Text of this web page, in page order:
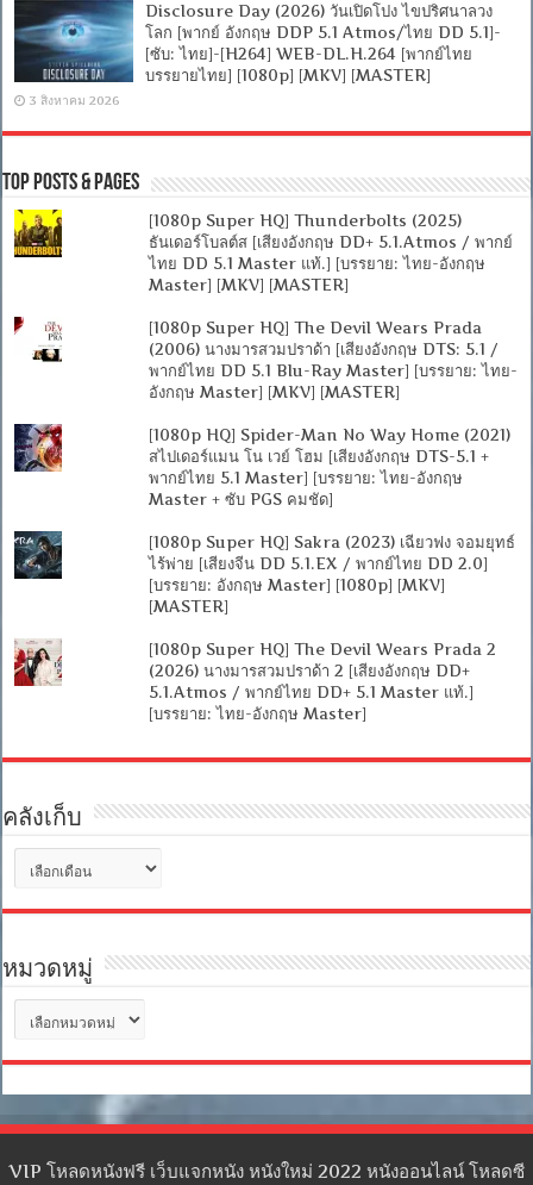
Disclosure Day (2026) วันเปิดโปง ไขปริศนาลวง
โลก [พากย์ อังกฤษ DDP 5.1 Atmos/ไทย DD 5.1]-
[ซับ: ไทย]-[H264] WEB-DL.H.264 [พากย์ไทย
บรรยายไทย] [1080p] [MKV] [MASTER]
3 สิงหาคม 2026
Top Posts & Pages
[1080p Super HQ] Thunderbolts (2025)
ธันเดอร์โบลต์ส [เสียงอังกฤษ DD+ 5.1.Atmos / พากย์
ไทย DD 5.1 Master แท้.] [บรรยาย: ไทย-อังกฤษ
Master] [MKV] [MASTER]
[1080p Super HQ] The Devil Wears Prada
(2006) นางมารสวมปราด้า [เสียงอังกฤษ DTS: 5.1 /
พากย์ไทย DD 5.1 Blu-Ray Master] [บรรยาย: ไทย-
อังกฤษ Master] [MKV] [MASTER]
[1080p HQ] Spider-Man No Way Home (2021)
สไปเดอร์แมน โน เวย์ โฮม [เสียงอังกฤษ DTS-5.1 +
พากย์ไทย 5.1 Master] [บรรยาย: ไทย-อังกฤษ
Master + ซับ PGS คมชัด]
[1080p Super HQ] Sakra (2023) เฉียวฟง จอมยุทธ์
ไร้พ่าย [เสียงจีน DD 5.1.EX / พากย์ไทย DD 2.0]
[บรรยาย: อังกฤษ Master] [1080p] [MKV]
[MASTER]
[1080p Super HQ] The Devil Wears Prada 2
(2026) นางมารสวมปราด้า 2 [เสียงอังกฤษ DD+
5.1.Atmos / พากย์ไทย DD+ 5.1 Master แท้.]
[บรรยาย: ไทย-อังกฤษ Master]
คลังเก็บ
คลัง
เก็บ
หมวดหมู่
หมวด
หมู่
VIP โหลดหนังฟรี เว็บแจกหนัง หนังใหม่ 2022 หนังออนไลน์ โหลดซี